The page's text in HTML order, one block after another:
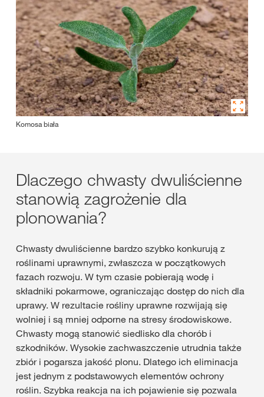
Komosa biała
Dlaczego chwasty dwuliścienne
stanowią zagrożenie dla
plonowania?
Chwasty dwuliścienne bardzo szybko konkurują z
roślinami uprawnymi, zwłaszcza w początkowych
fazach rozwoju. W tym czasie pobierają wodę i
składniki pokarmowe, ograniczając dostęp do nich dla
uprawy. W rezultacie rośliny uprawne rozwijają się
wolniej i są mniej odporne na stresy środowiskowe.
Chwasty mogą stanowić siedlisko dla chorób i
szkodników. Wysokie zachwaszczenie utrudnia także
zbiór i pogarsza jakość plonu. Dlatego ich eliminacja
jest jednym z podstawowych elementów ochrony
roślin. Szybka reakcja na ich pojawienie się pozwala